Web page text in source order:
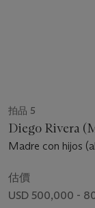
拍品 5
Diego Rivera
Madre con hijos
估價
USD 500,000 -